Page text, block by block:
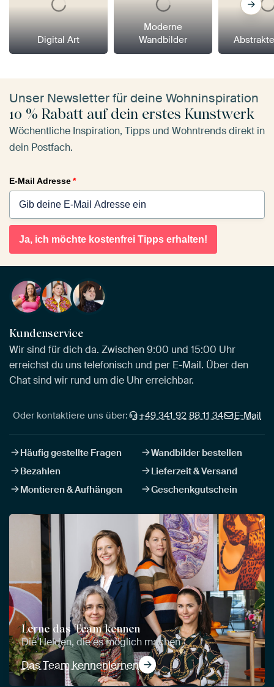
Digital Art
Moderne
Wandbilder
Unser Newsletter für deine Wohninspiration
10 % Rabatt auf dein erstes Kunstwerk
Wöchentliche Inspiration, Tipps und Wohntrends direkt in
dein Postfach.
E-Mail Adresse*
Ja, ich möchte kostenfrei Tipps erhalten!
Kundenservice
Wir sind für dich da. Zwischen 9:00 und 15:00 Uhr
erreichst du uns telefonisch und per E-Mail. Über den
Chat sind wir rund um die Uhr erreichbar.
Oder kontaktiere uns über: +49 341 92 88 11 34 E-Mail
Häufig gestellte Fragen
Wandbilder bestellen
Bezahlen
Lieferzeit & Versand
Montieren & Aufhängen
Geschenkgutschein
Lerne das Team kennen
Die Helden, die es möglich machen
Das Team kennenlernen